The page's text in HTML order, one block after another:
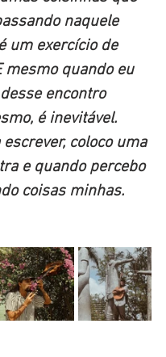
naquele
um exercício de
mesmo quando eu
encontro
é inevitável.
coloco uma
e quando percebo
coisas minhas.